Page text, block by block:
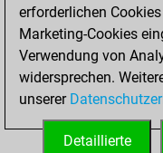
of
erforderlichen
Marketing-Cookies
Verwendung von
widersprechen.
unserer
Detaillierte